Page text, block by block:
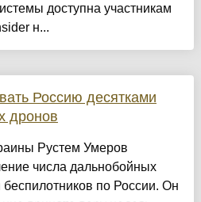
доступна участникам
н...
Россию десятками
дронов
Рустем Умеров
числа дальнобойных
по России. Он